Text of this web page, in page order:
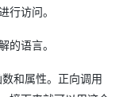
行访问。
的语言。
和属性。正向调用